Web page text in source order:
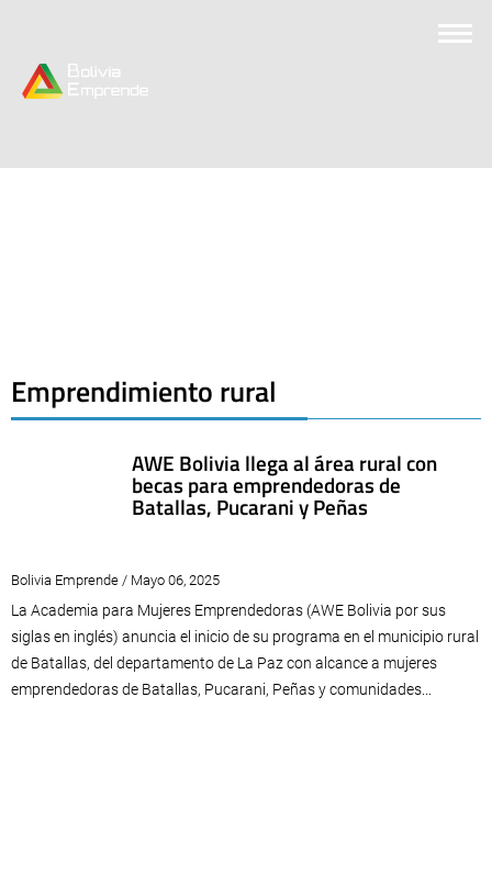
Emprendimiento rural
AWE Bolivia llega al área rural con
becas para emprendedoras de
Batallas, Pucarani y Peñas
Bolivia Emprende / Mayo 06, 2025
La Academia para Mujeres Emprendedoras (AWE Bolivia por sus
siglas en inglés) anuncia el inicio de su programa en el municipio rural
de Batallas, del departamento de La Paz con alcance a mujeres
emprendedoras de Batallas, Pucarani, Peñas y comunidades...